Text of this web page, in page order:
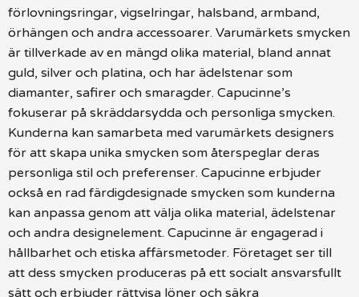
förlovningsringar, vigselringar, halsband, armband,
örhängen och andra accessoarer. Varumärkets smycken
är tillverkade av en mängd olika material, bland annat
guld, silver och platina, och har ädelstenar som
diamanter, safirer och smaragder. Capucinne’s
fokuserar på skräddarsydda och personliga smycken.
Kunderna kan samarbeta med varumärkets designers
för att skapa unika smycken som återspeglar deras
personliga stil och preferenser. Capucinne erbjuder
också en rad färdigdesignade smycken som kunderna
kan anpassa genom att välja olika material, ädelstenar
och andra designelement. Capucinne är engagerad i
hållbarhet och etiska affärsmetoder. Företaget ser till
att dess smycken produceras på ett socialt ansvarsfullt
sätt och erbjuder rättvisa löner och säkra